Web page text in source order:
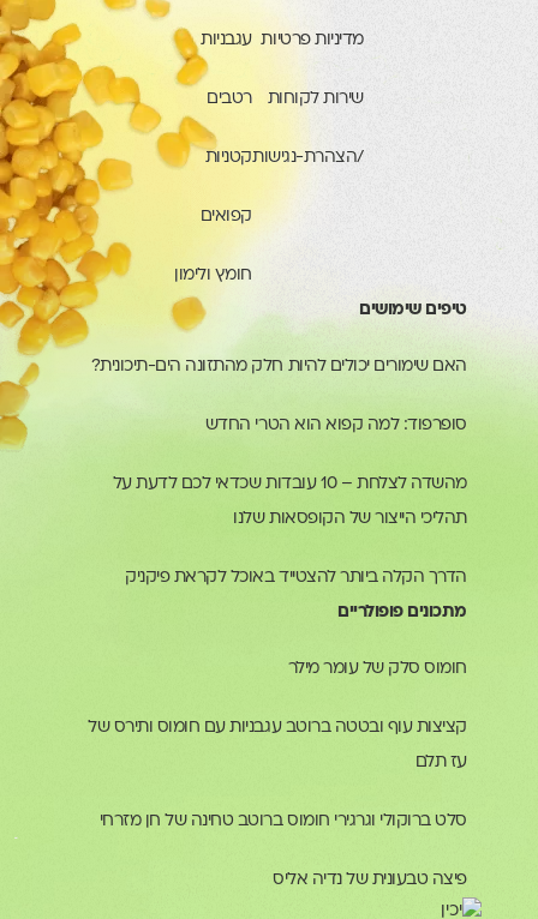
מדיניות פרטיות
שירות לקוחות
/הצהרת-נגישות
עגבניות
רטבים
קטניות
קפואים
חומץ ולימון
טיפים שימושים
האם שימורים יכולים להיות חלק מהתזונה הים-תיכונית?
סופרפוד: למה קפוא הוא הטרי החדש
מהשדה לצלחת – 10 עובדות שכדאי לכם לדעת על
תהליכי הייצור של הקופסאות שלנו
הדרך הקלה ביותר להצטייד באוכל לקראת פיקניק
מתכונים פופולריים
חומוס סלק של עומר מילר
קציצות עוף ובטטה ברוטב עגבניות עם חומוס ותירס של
עז תלם
סלט ברוקולי וגרגירי חומוס ברוטב טחינה של חן מזרחי
פיצה טבעונית של נדיה אליס